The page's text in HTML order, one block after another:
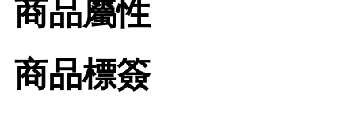
商品屬性
商品標簽